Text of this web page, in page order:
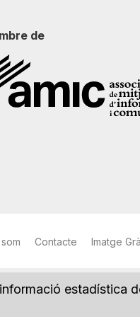
estadística
de
Contacte Imatge